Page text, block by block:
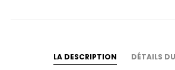
LA DESCRIPTION DÉTAILS